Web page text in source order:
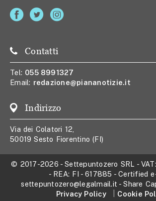
Contatti
Tel: 055 8991327
Email: redazione@piananotizie.it
Indirizzo
Via dei Colatori 12,
50019 Sesto Fiorentino (FI)
© 2017-2026 -Settepuntozero SRL - VAT:
- REA: FI - 617885 - Certified
settepuntozero@legalmail.it - Share
Privacy Policy
Cookie